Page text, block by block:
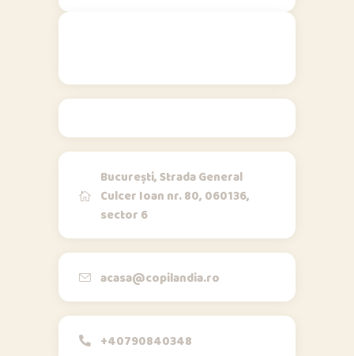
București, Strada General
Culcer Ioan nr. 80, 060136,
sector 6
acasa@copilandia.ro
+40790840348
Bună!